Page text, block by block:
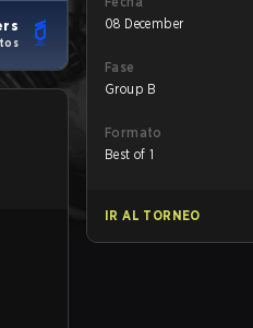
08 December
Fase
Group B
Formato
Best of 1
IR AL TORNEO